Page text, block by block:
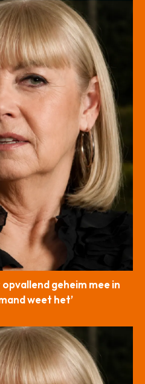
geheim mee in
weet het’